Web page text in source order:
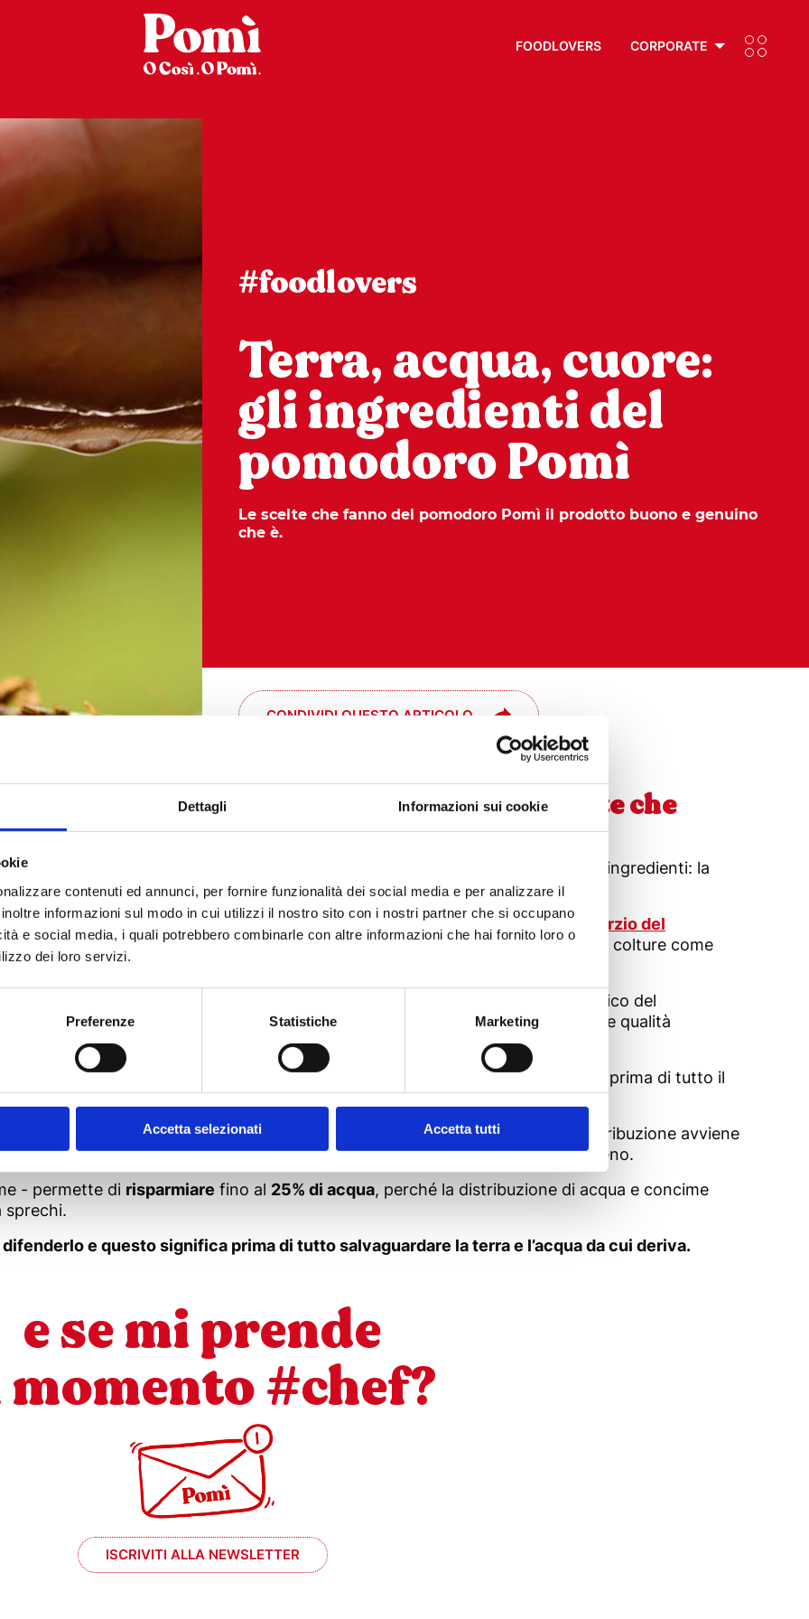
Dettagli Informazioni sui cookie
contenuti ed annunci, per fornire funzionalità dei social media e per analizzare il
informazioni sul modo in cui utilizzi il nostro sito con i nostri partner che si occupano
e social media, i quali potrebbero combinarle con altre informazioni che hai fornito loro o
dei loro servizi.
Preferenze Statistiche Marketing
Accetta selezionati Accetta tutti
FOODLOVERS CORPORATE
#foodlovers
Terra, acqua, cuore:
gli ingredienti del
pomodoro Pomì
Le scelte che fanno del pomodoro Pomì il prodotto buono e genuino
che è.
CONDIVIDI QUESTO ARTICOLO
sostenibilità. Sono queste le scelte che
prodotto buono e genuino che è.
solo tramite i processi di trasformazione, ma parte prima di tutto da tre ingredienti: la
aperte della Pianura Padana: sono iterrenidegli agricoltori associati alConsorzio del
rustica e versatile come il pomodoro, salvaguardati dall’alternanza con altre colture come
affinché il suolo agricolo si mantenga ricco e fertile.
- tra le proposte dell’ufficio agronomico del
specifiche caratteristiche delle varietà selezionate: produttività in campo e qualità
del Consorzio è molto forte. Ecco perché l’introduzione di innovazioni riguarda prima di tutto il
del territorio prima e del consumatore poi.
di una risorsa fondamentale e sempre più limitata:
l’acqua. Nei campi la distribuzione avviene
e l’uso di specifiche sonde per misurare costantemente l’umidità del terreno.
- permette di risparmiare fino al 25% di acqua, perché la distribuzione di acqua e concime
sprechi.
e questo significa prima di tutto salvaguardare la terra e l’acqua da cui deriva.
e se mi prende
#chef?
ISCRIVITI ALLA NEWSLETTER